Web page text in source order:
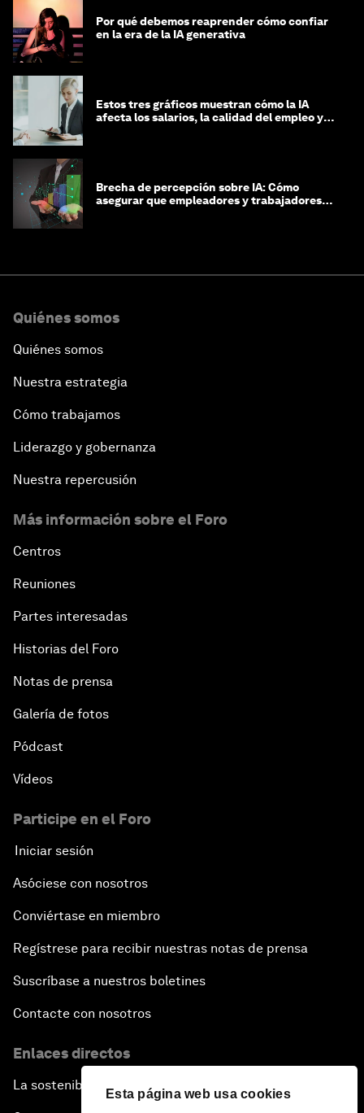
Esta página web usa cookies
Por qué debemos reaprender cómo confiar
en la era de la IA generativa
Estos tres gráficos muestran cómo la IA
afecta los salarios, la calidad del empleo y
Brecha de percepción sobre IA: Cómo
asegurar que empleadores y trabajadores
Quiénes somos
Quiénes somos
Nuestra estrategia
Cómo trabajamos
Liderazgo y gobernanza
Nuestra repercusión
Más información sobre el Foro
Centros
Reuniones
Partes interesadas
Historias del Foro
Notas de prensa
Galería de fotos
Pódcast
Vídeos
Participe en el Foro
Iniciar sesión
Asóciese con nosotros
Conviértase en miembro
Regístrese para recibir nuestras notas de prensa
Suscríbase a nuestros boletines
Contacte con nosotros
Enlaces directos
La sostenibilidad en el Foro